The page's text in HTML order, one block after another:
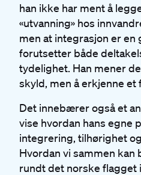
han ikke har ment å
«utvanning» hos
men at integrasjon er
forutsetter både
tydelighet. Han mener
skyld, men å erkjenne et
Det innebærer også et
vise hvordan hans egne
integrering, tilhørighet
Hvordan vi sammen kan
rundt det norske flagget